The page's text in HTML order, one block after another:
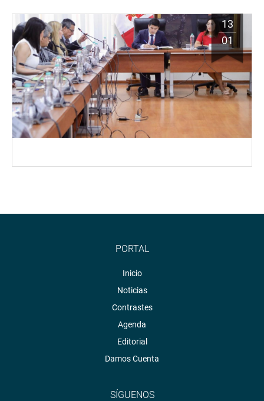
13
01
PORTAL
Inicio
Noticias
Contrastes
Agenda
Editorial
Damos Cuenta
SÍGUENOS